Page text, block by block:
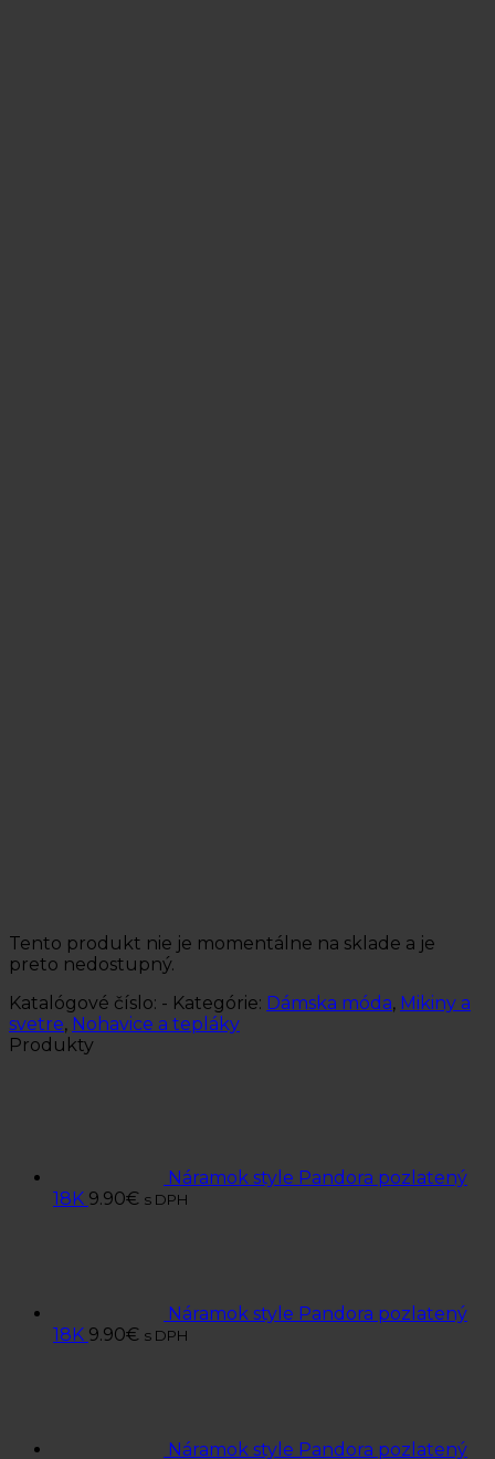
Tento produkt nie je momentálne na sklade a je
preto nedostupný.
Katalógové číslo: - Kategórie: Dámska móda, Mikiny a
svetre, Nohavice a tepláky
Produkty
Náramok style Pandora pozlatený
18K 9.90€ s DPH
Náramok style Pandora pozlatený
18K 9.90€ s DPH
Náramok style Pandora pozlatený